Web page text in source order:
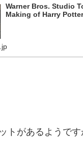
Warner Bros. Studio
Making of Harry
トがあるようです